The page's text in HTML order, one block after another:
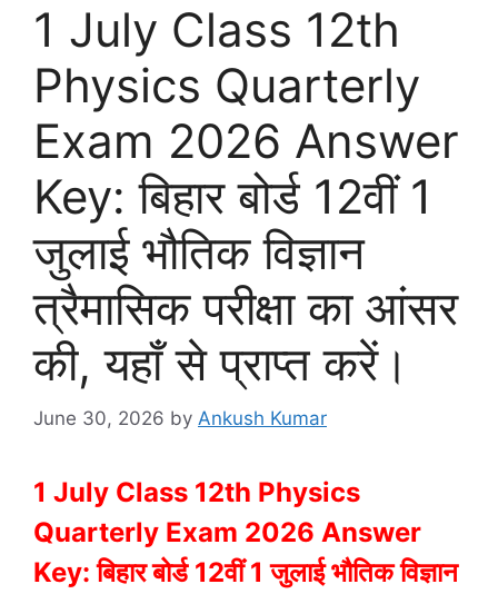
1 July Class 12th
Physics Quarterly
Exam 2026 Answer
Key: बिहार बोर्ड 12वीं 1
जुलाई भौतिक विज्ञान
त्रैमासिक परीक्षा का आंसर
की, यहाँ से प्राप्त करें।
June 30, 2026 by Ankush Kumar
1 July Class 12th Physics
Quarterly Exam 2026 Answer
Key: बिहार बोर्ड 12वीं 1 जुलाई भौतिक विज्ञान